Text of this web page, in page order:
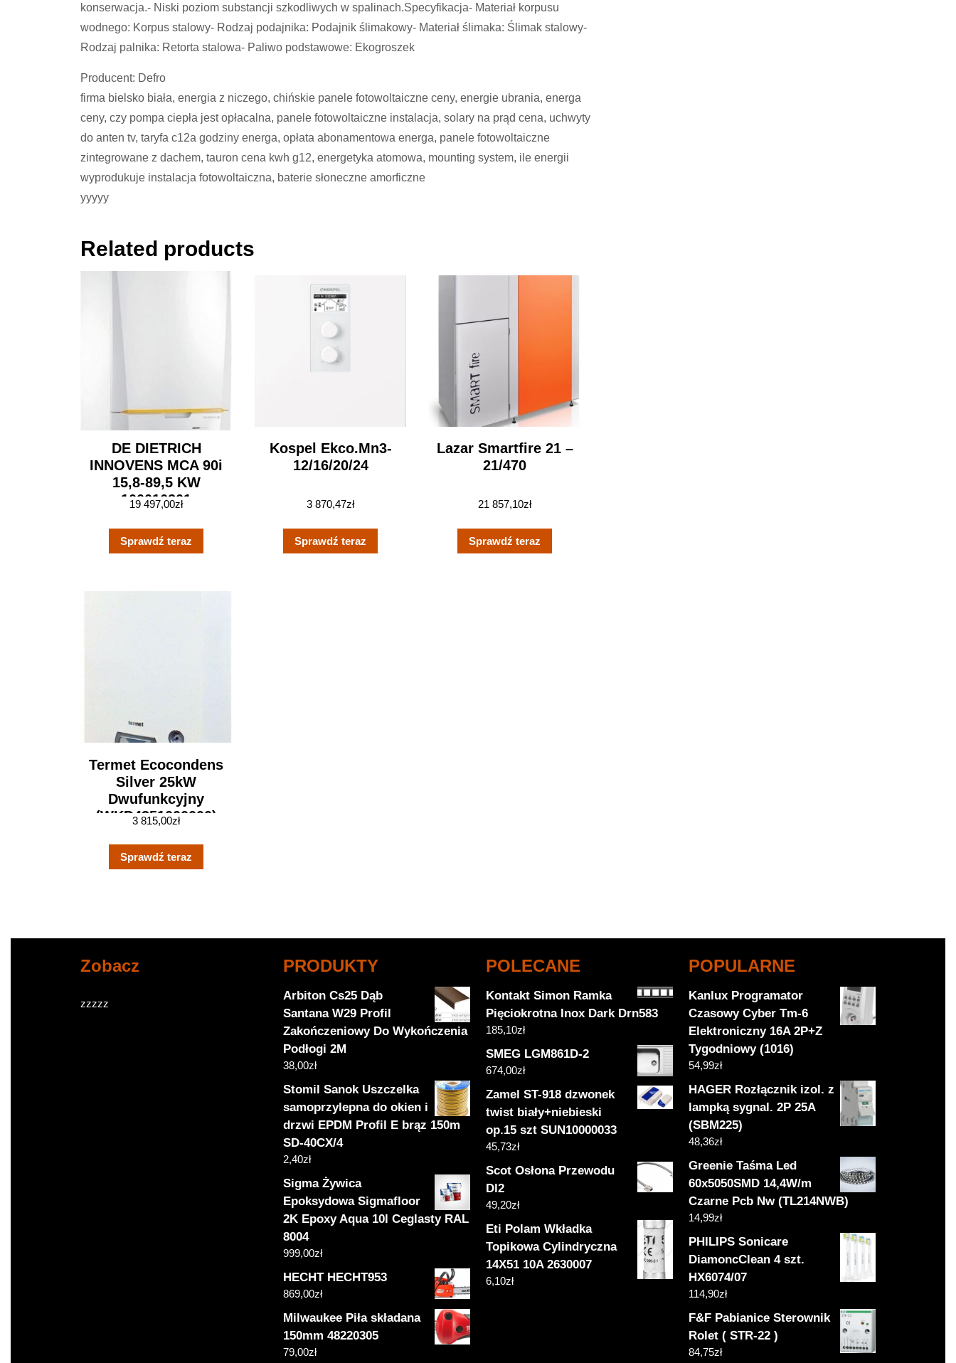
konserwacja.- Niski poziom substancji szkodliwych w spalinach.Specyfikacja- Materiał korpusu
wodnego: Korpus stalowy- Rodzaj podajnika: Podajnik ślimakowy- Materiał ślimaka: Ślimak stalowy-
Rodzaj palnika: Retorta stalowa- Paliwo podstawowe: Ekogroszek
Producent: Defro
firma bielsko biała, energia z niczego, chińskie panele fotowoltaiczne ceny, energie ubrania, energa
ceny, czy pompa ciepła jest opłacalna, panele fotowoltaiczne instalacja, solary na prąd cena, uchwyty
do anten tv, taryfa c12a godziny energa, opłata abonamentowa energa, panele fotowoltaiczne
zintegrowane z dachem, tauron cena kwh g12, energetyka atomowa, mounting system, ile energii
wyprodukuje instalacja fotowoltaiczna, baterie słoneczne amorficzne
yyyyy
Related products
DE DIETRICH
INNOVENS MCA 90i
15,8-89,5 KW
100016201
19 497,00zł
Sprawdź teraz
Kospel Ekco.Mn3-
12/16/20/24
3 870,47zł
Sprawdź teraz
Lazar Smartfire 21 –
21/470
21 857,10zł
Sprawdź teraz
Termet Ecocondens
Silver 25kW
Dwufunkcyjny
(WKD4351000000)
3 815,00zł
Sprawdź teraz
Zobacz
zzzzz
PRODUKTY
Arbiton Cs25 Dąb
Santana W29 Profil
Zakończeniowy Do Wykończenia
Podłogi 2M
38,00zł
Stomil Sanok Uszczelka
samoprzylepna do okien i
drzwi EPDM Profil E brąz 150m
SD-40CX/4
2,40zł
Sigma Żywica
Epoksydowa Sigmafloor
2K Epoxy Aqua 10l Ceglasty RAL
8004
999,00zł
HECHT HECHT953
869,00zł
Milwaukee Piła składana
150mm 48220305
79,00zł
POLECANE
Kontakt Simon Ramka
Pięciokrotna Inox Dark Drn583
185,10zł
SMEG LGM861D-2
674,00zł
Zamel ST-918 dzwonek
twist biały+niebieski
op.15 szt SUN10000033
45,73zł
Scot Osłona Przewodu
Dl2
49,20zł
Eti Polam Wkładka
Topikowa Cylindryczna
14X51 10A 2630007
6,10zł
POPULARNE
Kanlux Programator
Czasowy Cyber Tm-6
Elektroniczny 16A 2P+Z
Tygodniowy (1016)
54,99zł
HAGER Rozłącznik izol. z
lampką sygnal. 2P 25A
(SBM225)
48,36zł
Greenie Taśma Led
60x5050SMD 14,4W/m
Czarne Pcb Nw (TL214NWB)
14,99zł
PHILIPS Sonicare
DiamoncClean 4 szt.
HX6074/07
114,90zł
F&F Pabianice Sterownik
Rolet ( STR-22 )
84,75zł